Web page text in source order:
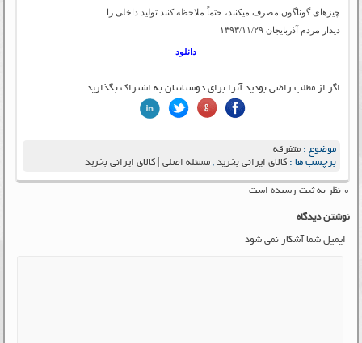
چیزهای گوناگون مصرف میکنند، حتماً ملاحظه کنند تولید داخلی را.
دیدار مردم آذربایجان ۱۳۹۳/۱۱/۲۹
دانلود
اگر از مطلب راضی بودید آنرا برای دوستانتان به اشتراک بگذارید
موضوع :متفرقه
برچسب ها :کالای ایرانی بخرید ,مسئله اصلی | کالای ایرانی بخرید
۰ نظر به ثبت رسیده است
نوشتن دیدگاه
ایمیل شما آشکار نمی شود